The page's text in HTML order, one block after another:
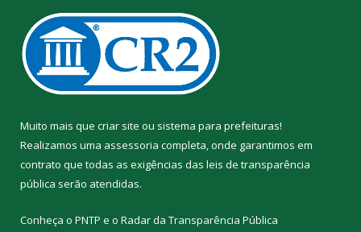
Muito mais que criar site ou sistema para prefeituras!
Realizamos uma assessoria completa, onde garantimos em
contrato que todas as exigências das leis de transparência
pública serão atendidas.
Conheça o PNTP e o Radar da Transparência Pública